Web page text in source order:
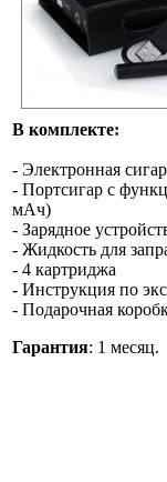
В комплекте:
- Электронная
- Портсигар с
мАч)
- Зарядное
- Жидкость для
- 4 картриджа
- Инструкция по
- Подарочная
Гарантия: 1 месяц.